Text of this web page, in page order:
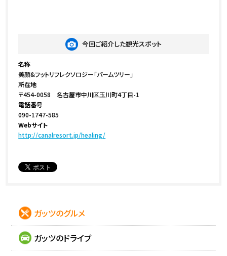
今回ご紹介した観光スポット
名称
美顔&フットリフレクソロジー「パームツリー」
所在地
〒454-0058 名古屋市中川区玉川町4丁目-1
電話番号
090-1747-585
Webサイト
http://canalresort.jp/healing/
ガッツのグルメ
ガッツのドライブ